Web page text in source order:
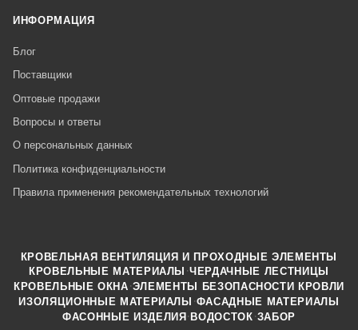
ИНФОРМАЦИЯ
Блог
Поставщики
Оптовые продажи
Вопросы и ответы
О персональных данных
Политика конфиденциальности
Правила применения рекомендательных технологий
КРОВЕЛЬНАЯ ВЕНТИЛЯЦИЯ И ПРОХОДНЫЕ ЭЛЕМЕНТЫ
КРОВЕЛЬНЫЕ МАТЕРИАЛЫ ·ЧЕРДАЧНЫЕ ЛЕСТНИЦЫ
КРОВЕЛЬНЫЕ ОКНА ·ЭЛЕМЕНТЫ БЕЗОПАСНОСТИ КРОВЛИ
ИЗОЛЯЦИОННЫЕ МАТЕРИАЛЫ ·ФАСАДНЫЕ МАТЕРИАЛЫ
ФАСОННЫЕ ИЗДЕЛИЯ ·ВОДОСТОК ·ЗАБОР